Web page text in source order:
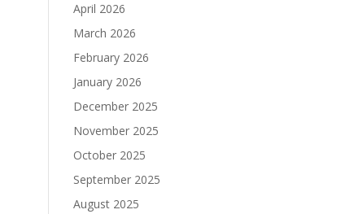
April 2026
March 2026
February 2026
January 2026
December 2025
November 2025
October 2025
September 2025
August 2025